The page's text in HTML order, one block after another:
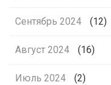
Сентябрь 2024 (12)
Август 2024 (16)
Июль 2024 (2)